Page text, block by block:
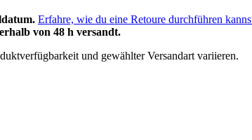
Erfahre, wie du eine Retoure durchführen
von 48 h versandt.
und gewählter Versandart variieren.